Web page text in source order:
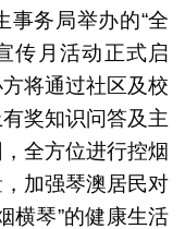
事务局举办的“全
传月活动正式启
将通过社区及校
奖知识问答及主
全方位进行控烟
加强琴澳居民对
横琴”的健康生活